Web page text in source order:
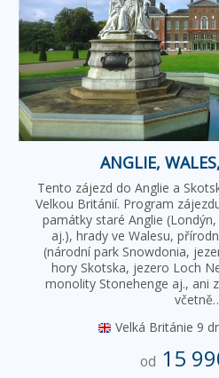
ANGLIE,
Tento zájezd do Anglie a
Velkou Británií. Program
památky staré Anglie
aj.), hrady ve Walesu,
(národní park Snowdonia,
hory Skotska, jezero Loch
monolity Stonehenge aj., ani
Velká Británie 9
od 15